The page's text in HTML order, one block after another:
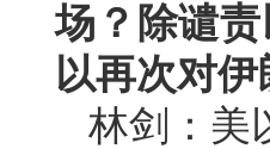
场？除谴
以再次对
林剑：美